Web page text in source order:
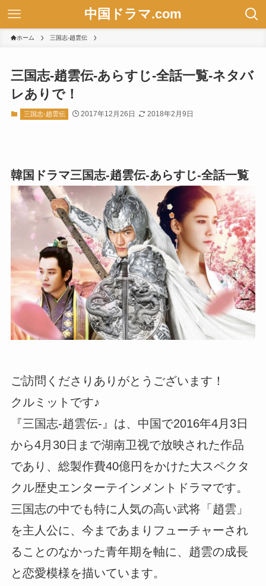
中国ドラマ.com
ホーム 三国志-趙雲伝
三国志-趙雲伝-あらすじ-全話一覧-ネタバ
レありで！
三国志-趙雲伝 2017年12月26日 2018年2月9日
韓国ドラマ三国志-趙雲伝-あらすじ-全話一覧
ご訪問くださりありがとうございます！
クルミットです♪
『三国志-趙雲伝-』は、中国で2016年4月3日
から4月30日まで湖南卫视で放映された作品
であり、総製作費40億円をかけた大スペクタ
クル歴史エンターテインメントドラマです。
三国志の中でも特に人気の高い武将「趙雲」
を主人公に、今まであまりフューチャーされ
ることのなかった青年期を軸に、趙雲の成長
と恋愛模様を描いています。